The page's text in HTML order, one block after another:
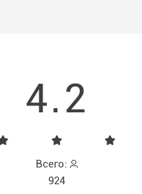
4.2
Всего:
924